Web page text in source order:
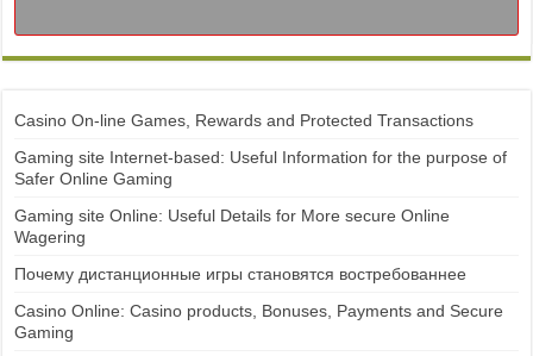
Casino On-line Games, Rewards and Protected Transactions
Gaming site Internet-based: Useful Information for the purpose of
Safer Online Gaming
Gaming site Online: Useful Details for More secure Online
Wagering
Почему дистанционные игры становятся востребованнее
Casino Online: Casino products, Bonuses, Payments and Secure
Gaming